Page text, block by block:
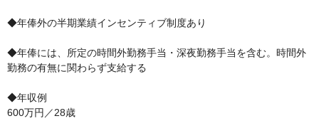
◆年俸外の半期業績インセンティブ制度あり
◆年俸には、所定の時間外勤務手当・深夜勤務手当を含む。時間外
勤務の有無に関わらず支給する
◆年収例
600万円／28歳